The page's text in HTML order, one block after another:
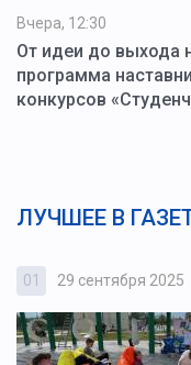
Вчера, 12:30
От идеи до выхода
программа
конкурсов
ЛУЧШЕЕ В
01 29 сентября 2025